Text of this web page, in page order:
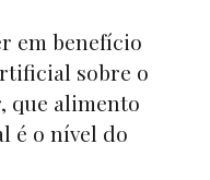
em benefício
sobre o
que alimento
é o nível do